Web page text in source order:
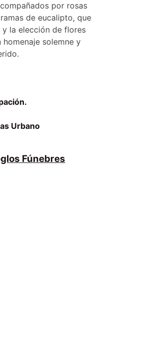
por rosas
de eucalipto, que
la elección de flores
solemne y
Urbano
Fúnebres